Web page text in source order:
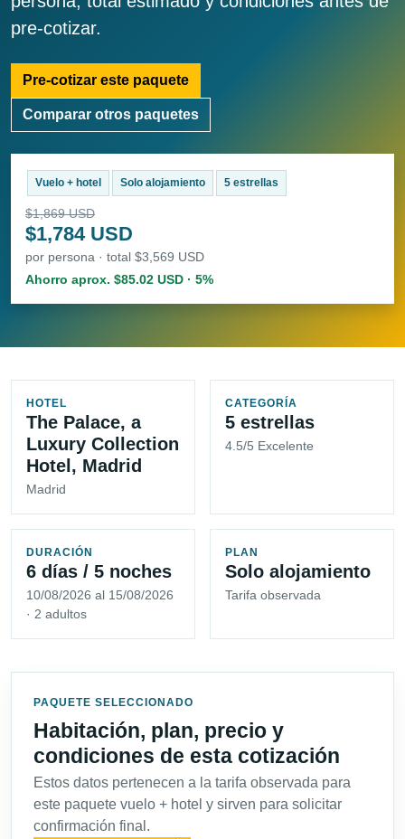
pre-cotizar.
Pre-cotizar este paquete
Comparar otros paquetes
Vuelo + hotel Solo alojamiento 5 estrellas
$1,869 USD
$1,784 USD
por persona · total $3,569 USD
Ahorro aprox. $85.02 USD · 5%
HOTEL
The Palace, a
Luxury Collection
Hotel, Madrid
Madrid
CATEGORÍA
5 estrellas
4.5/5 Excelente
DURACIÓN
6 días / 5 noches
10/08/2026 al 15/08/2026
· 2 adultos
PLAN
Solo alojamiento
Tarifa observada
PAQUETE SELECCIONADO
Habitación, plan, precio y
condiciones de esta cotización
Estos datos pertenecen a la tarifa observada para
este paquete vuelo + hotel y sirven para solicitar
confirmación final.